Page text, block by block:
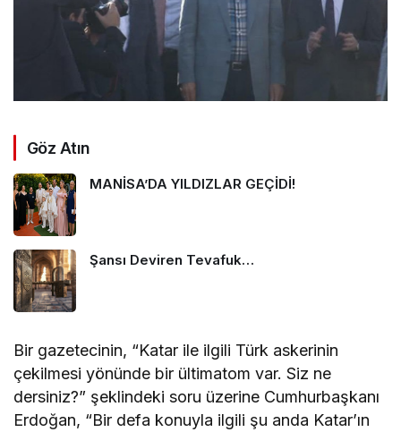
Göz Atın
MANİSA’DA YILDIZLAR GEÇİDİ!
Şansı Deviren Tevafuk…
Bir gazetecinin, “Katar ile ilgili Türk askerinin
çekilmesi yönünde bir ültimatom var. Siz ne
dersiniz?” şeklindeki soru üzerine Cumhurbaşkanı
Erdoğan, “Bir defa konuyla ilgili şu anda Katar’ın